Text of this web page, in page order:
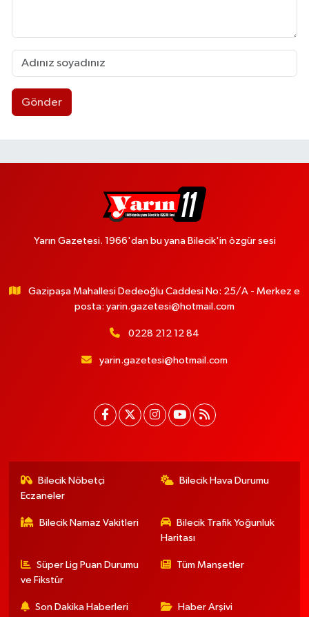
Gönder
Yarın Gazetesi. 1966'dan bu yana Bilecik'in özgür sesi
Gazipaşa Mahallesi Dedeoğlu Caddesi No: 25/A - Merkez e
posta: yarin.gazetesi@hotmail.com
0228 212 12 84
yarin.gazetesi@hotmail.com
Bilecik Nöbetçi
Eczaneler
Bilecik Hava Durumu
Bilecik Namaz Vakitleri
Bilecik Trafik Yoğunluk
Haritası
Süper Lig Puan Durumu
ve Fikstür
Tüm Manşetler
Son Dakika Haberleri Haber Arşivi